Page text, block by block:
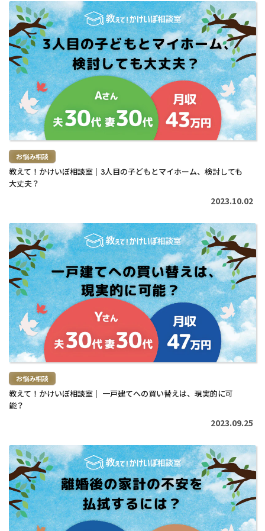
続
き
を
読
む
>
お悩み相談
教えて！かけいぼ相談室｜3人目の子どもとマイホーム、検討しても
大丈夫？
2023.10.02
続
き
を
読
む
>
お悩み相談
教えて！かけいぼ相談室｜ 一戸建てへの買い替えは、現実的に可
能？
2023.09.25
続
き
を
読
む
>